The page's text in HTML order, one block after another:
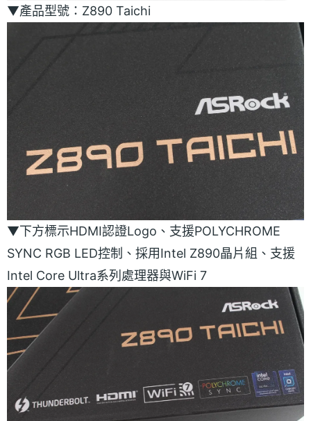
▼產品型號：Z890 Taichi
▼下方標示HDMI認證Logo、支援POLYCHROME
SYNC RGB LED控制、採用Intel Z890晶片組、支援
Intel Core Ultra系列處理器與WiFi 7